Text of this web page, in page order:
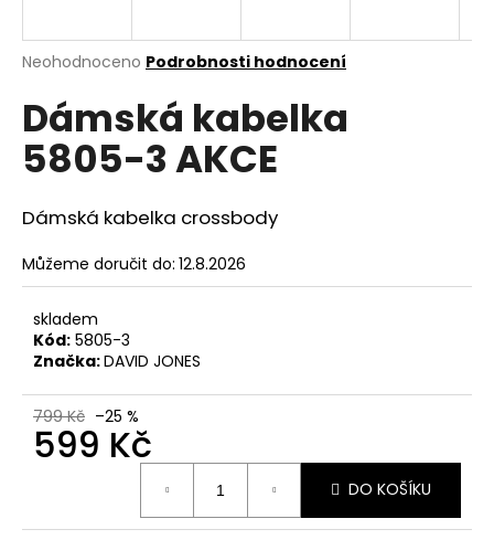
Průměrné
produktu
je
0,0
z
hvězdiček.
Neohodnoceno Podrobnosti hodnocení
Dámská kabelka
5805-3 AKCE
Dámská kabelka crossbody
Můžeme doručit do: 12.8.2026
skladem
Kód: 5805-3
Značka:DAVID JONES
799 Kč –25 %
599 Kč
DO KOŠÍKU
j
t
?
HLEDAT
D
o
p
o
u